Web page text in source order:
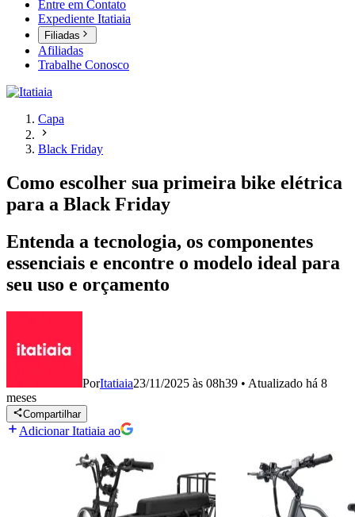
Entre em Contato
Expediente Itatiaia
Filiadas
Afiliadas
Trabalhe Conosco
Capa
Black Friday
Como escolher sua primeira bike elétrica
para a Black Friday
Entenda a tecnologia, os componentes
essenciais e encontre o modelo ideal para
seu uso e orçamento
PorItatiaia23/11/2025 às 08h39 • Atualizado há 8
meses
Compartilhar
Adicionar Itatiaia ao